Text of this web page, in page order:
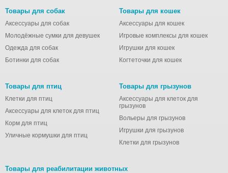
Товары для собак
Аксессуары для собак
Молодёжные сумки для девушек
Одежда для собак
Ботинки для собак
Товары для кошек
Аксессуары для кошек
Игровые комплексы для кошек
Игрушки для кошек
Когтеточки для кошек
Товары для птиц
Клетки для птиц
Аксессуары для клеток для птиц
Корм для птиц
Уличные кормушки для птиц
Товары для грызунов
Аксессуары для клеток для
грызунов
Вольеры для грызунов
Игрушки для грызунов
Клетки для грызунов
Товары для реабилитации животных